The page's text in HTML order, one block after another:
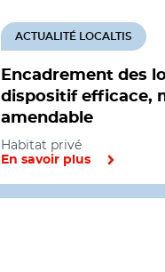
Encadrement des
dispositif efficace,
amendable
ACTUALITÉ LOCALTIS
Habitat privé
En savoir plus